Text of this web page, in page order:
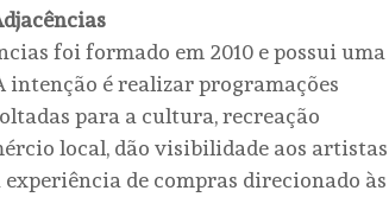
foi formado em 2010 e possui uma
intenção é realizar programações
para a cultura, recreação
local, dão visibilidade aos artistas
de compras direcionado às